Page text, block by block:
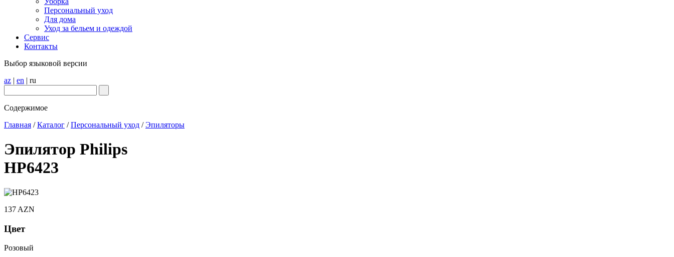
Персональный уход
Для дома
Уход за бельем и одеждой
Сервис
Контакты
Выбор языковой версии
az | en | ru
Содержимое
Главная /Каталог /Персональный уход /Эпиляторы
Эпилятор Philips
HP6423
137 AZN
Цвет
Розовый